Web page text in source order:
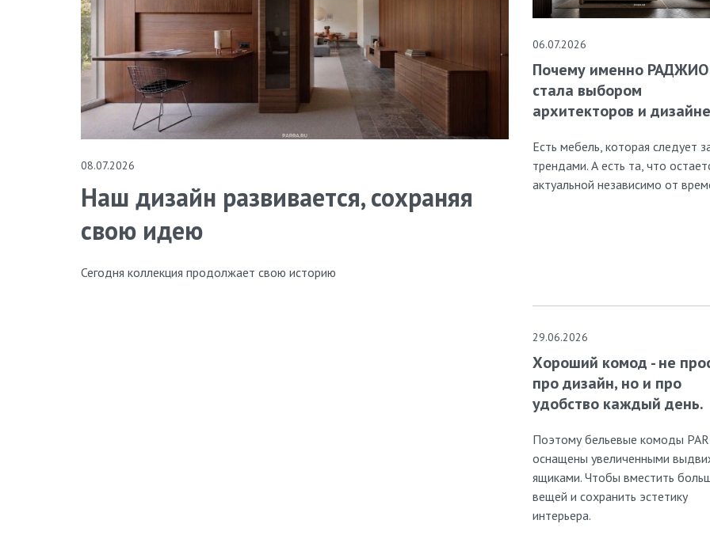
08.07.2026
Наш дизайн развивается, сохраняя
свою идею
Сегодня коллекция продолжает свою историю
06.07.2026
Почему именно РАДЖИО
стала выбором
архитекторов и
Есть мебель, которая следует
трендами. А есть та, что
актуальной независимо от
29.06.2026
Хороший комод - не
про дизайн, но и про
удобство каждый день.
Поэтому бельевые комоды
оснащены увеличенными
ящиками. Чтобы вместить
вещей и сохранить эстетику
интерьера.